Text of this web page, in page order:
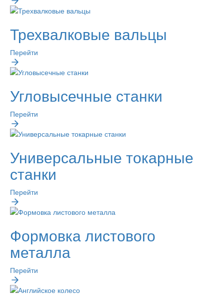
Трехвалковые вальцы
Перейти
Угловысечные станки
Перейти
Универсальные токарные
станки
Перейти
Формовка листового
металла
Перейти